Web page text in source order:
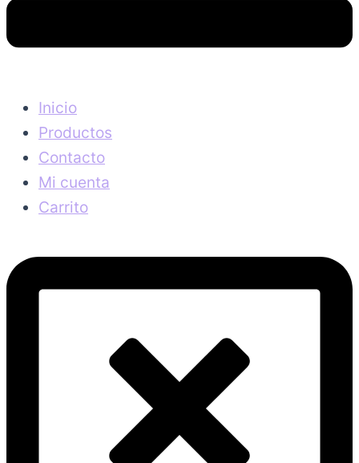
Inicio
Productos
Contacto
Mi cuenta
Carrito